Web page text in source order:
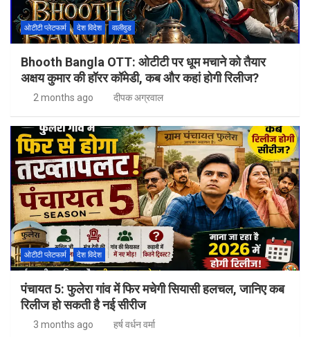
ओटीटी प्लेटफार्म देश विदेश वालीवुड
Bhooth Bangla OTT: ओटीटी पर धूम मचाने को तैयार
अक्षय कुमार की हॉरर कॉमेडी, कब और कहां होगी रिलीज?
2 months ago दीपक अग्रवाल
ओटीटी प्लेटफार्म देश विदेश
पंचायत 5: फुलेरा गांव में फिर मचेगी सियासी हलचल, जानिए कब
रिलीज हो सकती है नई सीरीज
3 months ago हर्ष वर्धन वर्मा